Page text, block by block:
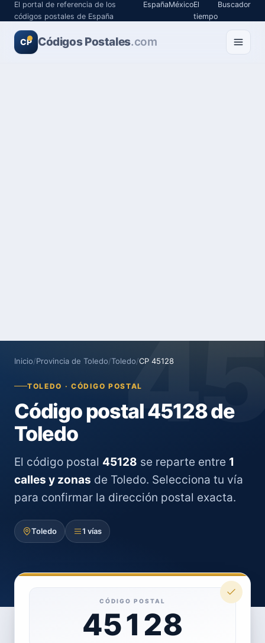
El portal de referencia de los
códigos postales de España
EspañaMéxicoEl
tiempo
Buscador
CP Códigos Postales.com
Inicio/Provincia de Toledo/Toledo/CP 45128
TOLEDO · CÓDIGO POSTAL
Código postal 45128 de
Toledo
El código postal 45128 se reparte entre 1
calles y zonas de Toledo. Selecciona tu vía
para confirmar la dirección postal exacta.
Toledo 1 vías
CÓDIGO POSTAL
45128